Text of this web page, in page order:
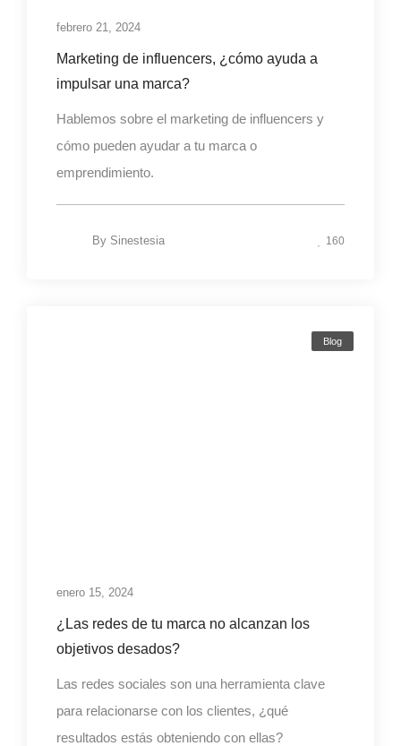
febrero 21, 2024
Marketing de influencers, ¿cómo ayuda a
impulsar una marca?
Hablemos sobre el marketing de influencers y
cómo pueden ayudar a tu marca o
emprendimiento.
By Sinestesia 160
Blog
enero 15, 2024
¿Las redes de tu marca no alcanzan los
objetivos desados?
Las redes sociales son una herramienta clave
para relacionarse con los clientes, ¿qué
resultados estás obteniendo con ellas?